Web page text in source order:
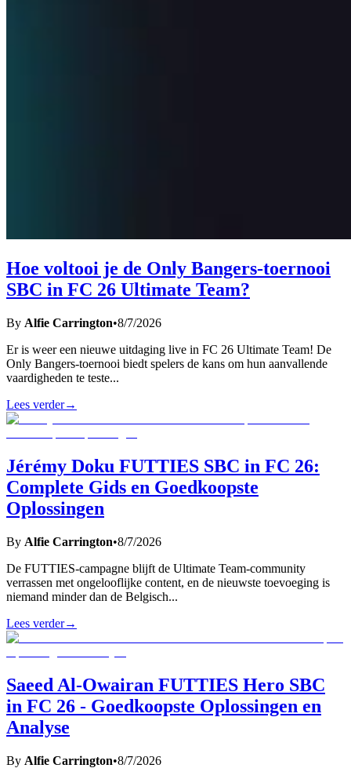
Hoe voltooi je de Only Bangers-toernooi
SBC in FC 26 Ultimate Team?
By Alfie Carrington•8/7/2026
Er is weer een nieuwe uitdaging live in FC 26 Ultimate Team! De
Only Bangers-toernooi biedt spelers de kans om hun aanvallende
vaardigheden te teste...
Lees verder→
Jérémy Doku FUTTIES SBC in FC 26:
Complete Gids en Goedkoopste
Oplossingen
By Alfie Carrington•8/7/2026
De FUTTIES-campagne blijft de Ultimate Team-community
verrassen met ongelooflijke content, en de nieuwste toevoeging is
niemand minder dan de Belgisch...
Lees verder→
Saeed Al-Owairan FUTTIES Hero SBC
in FC 26 - Goedkoopste Oplossingen en
Analyse
By Alfie Carrington•8/7/2026